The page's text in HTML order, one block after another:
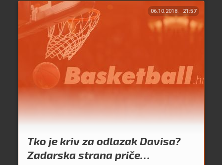
06.10.2018. 21:57
Tko je kriv za odlazak Davisa?
Zadarska strana priče…